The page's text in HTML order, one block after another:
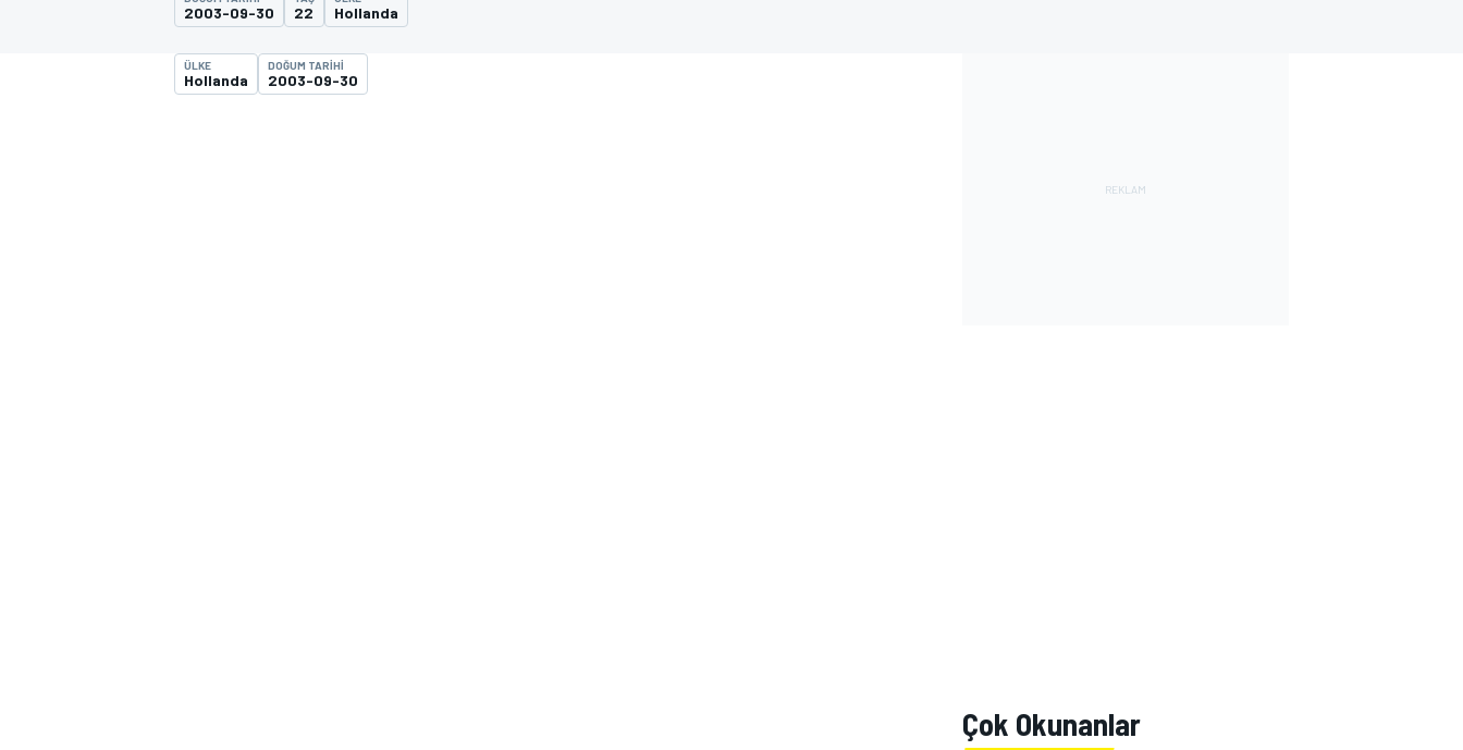
2003-09-30 22 Hollanda
ÜLKE
Hollanda
DOĞUM TARIHI
2003-09-30
Çok Okunanlar